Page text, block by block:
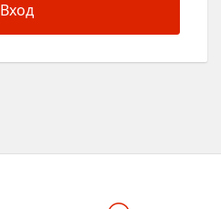
Вход